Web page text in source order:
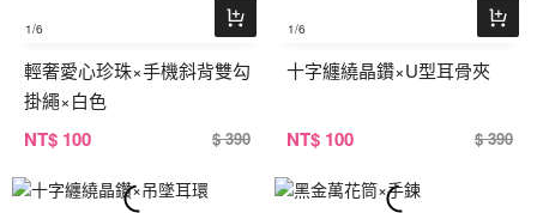
1/6
輕奢愛心珍珠×手機斜背雙勾
掛繩×白色
NT$ 100 $ 390
1/6
十字纏繞晶鑽×U型耳骨夾
NT$ 100 $ 390